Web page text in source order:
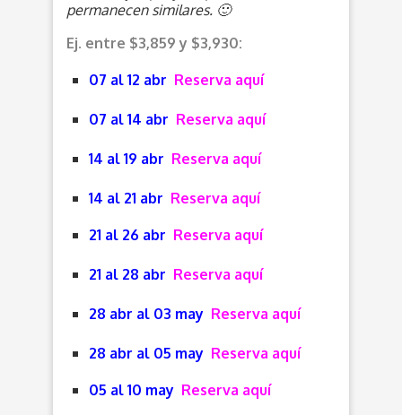
permanecen similares. 🙂
Ej. entre $3,859 y $3,930:
07 al 12 abr Reserva aquí
07 al 14 abr Reserva aquí
14 al 19 abr Reserva aquí
14 al 21 abr Reserva aquí
21 al 26 abr Reserva aquí
21 al 28 abr Reserva aquí
28 abr al 03 may Reserva aquí
28 abr al 05 may Reserva aquí
05 al 10 may Reserva aquí